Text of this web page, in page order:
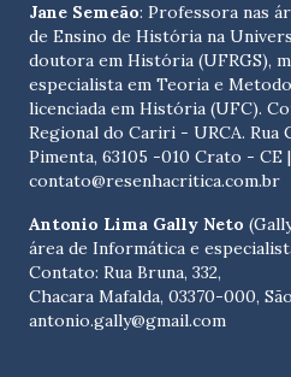
Jane Semeão: Professora nas
de Ensino de História na
doutora em História (UFRGS),
especialista em Teoria e
licenciada em História (UFC).
Regional do Cariri - URCA. Rua
Pimenta, 63105 -010 Crato - CE |
contato@resenhacritica.com.br
Antonio Lima Gally Neto
área de Informática e
Contato: Rua Bruna, 332,
Chacara Mafalda, 03370-000,
antonio.gally@gmail.com